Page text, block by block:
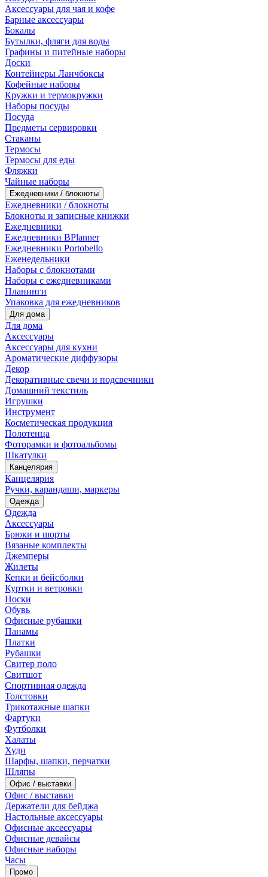
Аксессуары для чая и кофе
Барные аксессуары
Бокалы
Бутылки, фляги для воды
Графины и питейные наборы
Доски
Контейнеры Ланчбоксы
Кофейные наборы
Кружки и термокружки
Наборы посуды
Посуда
Предметы сервировки
Стаканы
Термосы
Термосы для еды
Фляжки
Чайные наборы
Ежедневники / блокноты
Ежедневники / блокноты
Блокноты и записные книжки
Ежедневники
Ежедневники BPlanner
Ежедневники Portobello
Еженедельники
Наборы с блокнотами
Наборы с ежедневниками
Планинги
Упаковка для ежедневников
Для дома
Для дома
Аксессуары
Аксессуары для кухни
Ароматические диффузоры
Декор
Декоративные свечи и подсвечники
Домашний текстиль
Игрушки
Инструмент
Косметическая продукция
Полотенца
Фоторамки и фотоальбомы
Шкатулки
Канцелярия
Канцелярия
Ручки, карандаши, маркеры
Одежда
Одежда
Аксессуары
Брюки и шорты
Вязаные комплекты
Джемперы
Жилеты
Кепки и бейсболки
Куртки и ветровки
Носки
Обувь
Офисные рубашки
Панамы
Платки
Рубашки
Свитер поло
Свитшот
Спортивная одежда
Толстовки
Трикотажные шапки
Фартуки
Футболки
Халаты
Худи
Шарфы, шапки, перчатки
Шляпы
Офис / выставки
Офис / выставки
Держатели для бейджа
Настольные аксессуары
Офисные аксессуары
Офисные девайсы
Офисные наборы
Часы
Промо